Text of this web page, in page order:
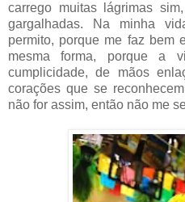
carrego muitas lágrimas
gargalhadas. Na minha
permito, porque me faz bem
mesma forma, porque a
cumplicidade, de mãos
corações que se
não for assim, então não me